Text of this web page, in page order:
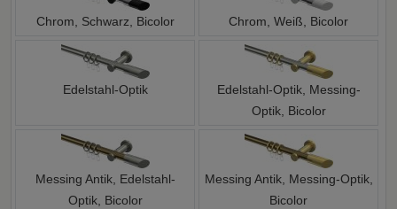
Chrom, Schwarz, Bicolor Chrom, Weiß, Bicolor
Edelstahl-Optik
Edelstahl-Optik, Messing-
Optik, Bicolor
Messing Antik, Edelstahl-
Optik, Bicolor
Messing Antik, Messing-Optik,
Bicolor